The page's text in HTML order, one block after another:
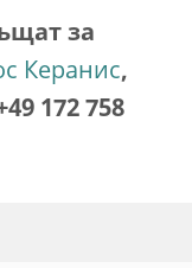
за
Керанис,
172 758